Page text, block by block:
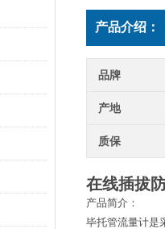
产品介绍：
品牌
产地
质保
在线插拔
产品简介：
毕托管流量计是